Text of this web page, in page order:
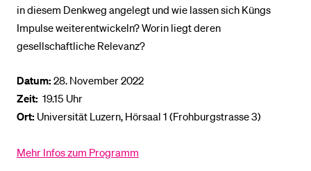
in diesem Denkweg angelegt und wie lassen sich Küngs
Impulse weiterentwickeln? Worin liegt deren
gesellschaftliche Relevanz?
Datum: 28. November 2022
Zeit: 19.15 Uhr
Ort: Universität Luzern, Hörsaal 1 (Frohburgstrasse 3)
Mehr Infos zum Programm